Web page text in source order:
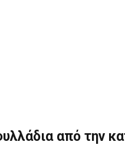
από την